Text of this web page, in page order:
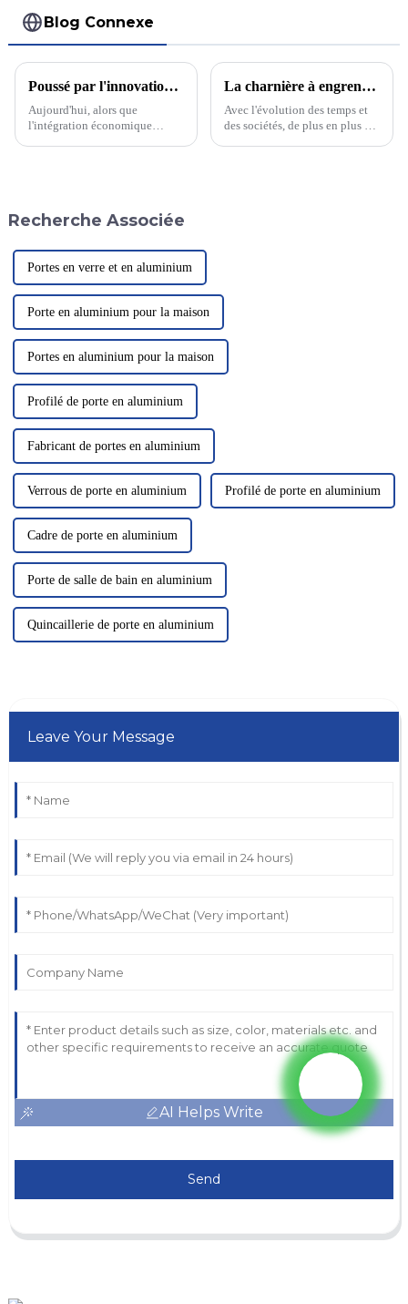
Blog Connexe
Poussé par l'innovation, à la tête d'une nouvelle ère de production industrielle d'aluminium
Aujourd'hui, alors que
l'intégration économique
modernisation et la
avec ...
La charnière à engrenage continu remplace progressivement la charnière traditionnelle avec le développement des temps ?
Avec l'évolution des temps et
des sociétés, de plus en plus de
Recherche Associée
Portes en verre et en aluminium
Porte en aluminium pour la maison
Portes en aluminium pour la maison
Profilé de porte en aluminium
Fabricant de portes en aluminium
Verrous de porte en aluminium Profilé de porte en aluminium
Cadre de porte en aluminium
Porte de salle de bain en aluminium
Quincaillerie de porte en aluminium
Leave Your Message
AI Helps Write
Send